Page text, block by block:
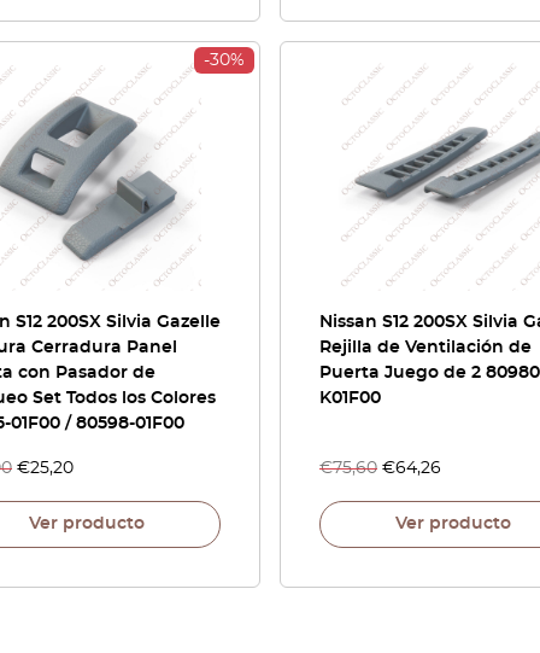
-30%
S12 200SX Silvia Gazelle
Cerradura Panel
con Pasador de
Set Todos los Colores
01F00 / 80598-01F00
€25,20
Ver producto
Nissan S12 200SX Silvia
Rejilla de Ventilación de
Puerta Juego de 2
K01F00
€75,60 €64,26
Ver producto